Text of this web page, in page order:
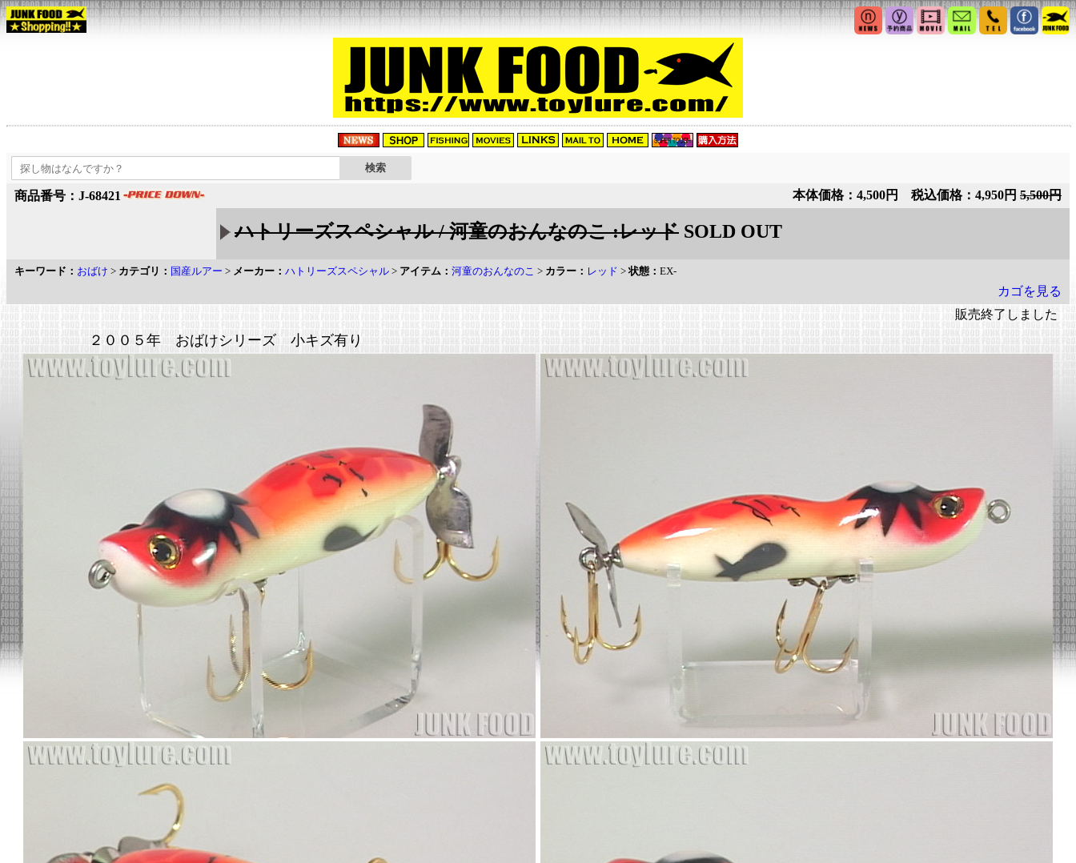
商品番号：J-68421 本体価格：4,500円 税込価格：4,950円 5,500円
ハトリーズスペシャル / 河童のおんなのこ :レッド SOLD OUT
キーワード： おばけ > カテゴリ： 国産ルアー > メーカー： ハトリーズスペシャル > アイテム： 河童のおんなのこ > カラー： レッド >状態： EX-
カゴを見る
販売終了しました
２００５年 おばけシリーズ 小キズ有り